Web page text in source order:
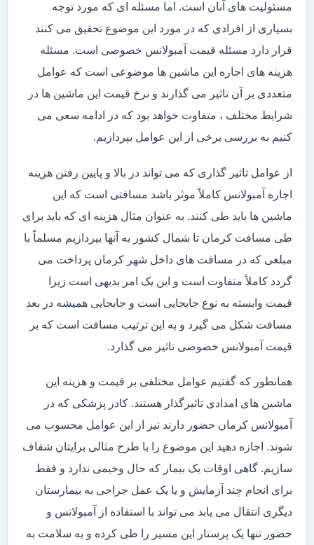
مسئولیت های آنان است. اما مسئله ای که مورد توجه
بسیاری از افرادی که در مورد این موضوع تحقیق می کنند
قرار دارد مسئله قیمت آمبولانس خصوصی است. مسئله
هزینه های اجاره این ماشین ها موضوعی است که عوامل
متعددی بر آن تاثیر می گذارند و نرخ قیمت این ماشین ها در
شرایط مختلف ، متفاوت خواهد بود که در ادامه سعی می
کنیم به بررسی برخی از این عوامل بپردازیم.
از عوامل تاثیر گذاری که می تواند در بالا و پایین رفتن هزینه
اجاره آمبولانس کاملاً موثر باشد مسافتی است که این
ماشین ها باید طی کنند. به عنوان مثال هزینه ای که باید برای
طی مسافت کرمان تا شمال کشور به آنها بپردازیم مسلماً با
مبلغی که در مسافت های داخل شهر کرمان پرداخت می
گردد کاملاً متفاوت است و این یک امر بدیهی است زیرا
قیمت وابسته به نوع جابجایی است و جابجایی همیشه در بعد
مسافت شکل می گیرد و به این ترتیب مسافت است که بر
قیمت آمبولانس خصوصی تاثیر می گذارد.
همانطور که گفتیم عوامل مختلفی بر قیمت و هزینه این
ماشین های امدادی تاثیرگذار هستند. کادر پزشکی که در
آمبولانس کرمان حضور دارند نیز از این عوامل محسوب می
شوند. اجازه دهید این موضوع را با طرح مثالی برایتان شفاف
سازیم. گاهی اوقات یک بیمار که حال وخیمی ندارد و فقط
برای انجام چند آزمایش و یا یک عمل جراحی به بیمارستان
دیگری انتقال می یابد می تواند با استفاده از آمبولانس و
حضور تنها یک پرستار این مسیر را طی کرده و به سلامت به